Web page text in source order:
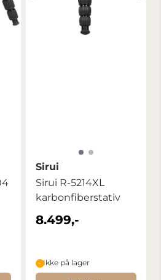
Sirui
Sirui R-5214XL
karbonfiberstativ
8.499,-
Ikke på lager